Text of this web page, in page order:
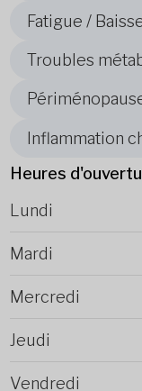
Fatigue /
Troubles
Inflammation
Heures
Lundi
Mardi
Mercredi
Jeudi
Vendredi